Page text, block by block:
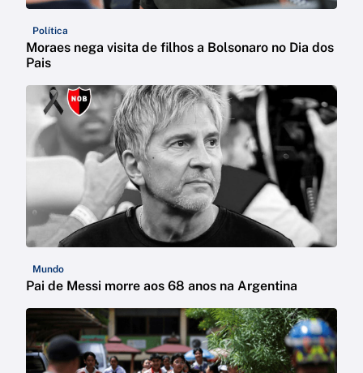
Política
Moraes nega visita de filhos a Bolsonaro no Dia dos
Pais
Mundo
Pai de Messi morre aos 68 anos na Argentina